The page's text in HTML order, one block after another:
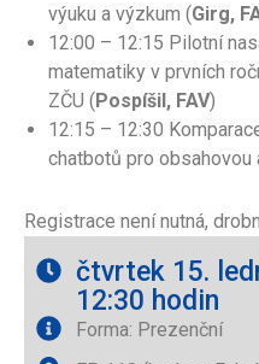
výuku a výzkum (Girg,
12:00 – 12:15 Pilotní
matematiky v prvních
ZČU (Pospíšil, FAV)
12:15 – 12:30
chatbotů pro obsahovou
Registrace není nutná,
čtvrtek 15.
12:30 hodin
Forma: Prezenční